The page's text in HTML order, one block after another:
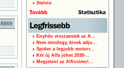
8869
Stelvio
Enyhén visszaestek az A...
Nem mindegy, kinek adju...
Spider a legjobb motorr...
Két új Alfa jöhet 2030-...
Megjelent az Alfissimo!...